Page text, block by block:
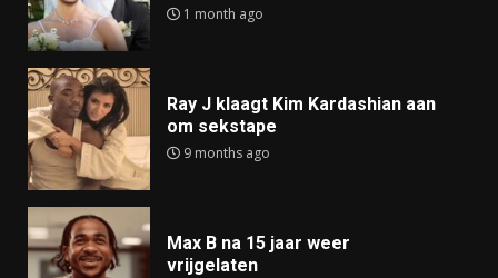
1 month ago
Ray J klaagt Kim Kardashian aan
om sekstape
9 months ago
Max B na 15 jaar weer
vrijgelaten